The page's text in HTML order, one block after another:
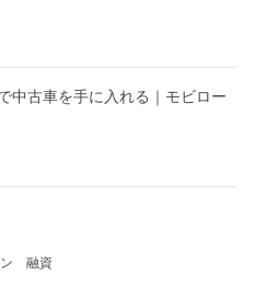
中古車を手に入れる｜モビロー
融資